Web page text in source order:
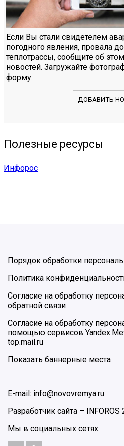
Если Вы стали свидетелем
погодного явления, провала
теплотрассы, сообщите об
новостей. Загружайте
форму.
ДОБАВИТЬ
Полезные ресурсы
Инфорос
Порядок обработки
Политика
Согласие на обработку
обратной связи
Согласие на обработку
помощью сервисов
top.mail.ru
Показать баннерные места
E-mail: info@novovremya.ru
Разработчик сайта – INFOROS
Мы в социальных сетях: